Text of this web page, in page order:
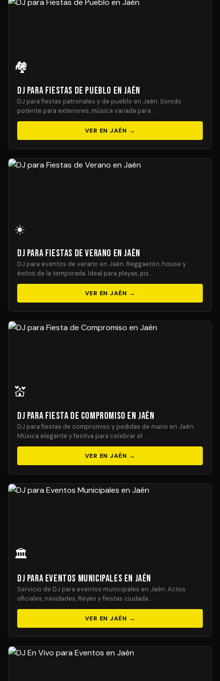
🏘️
DJ para Fiestas de Pueblo en Jaén
DJ para fiestas patronales y de pueblo en Jaén. Sonido
potente para exteriores, música variada para …
VER EN JAÉN →
☀️
DJ para Fiestas de Verano en Jaén
DJ para eventos de verano en Jaén. Reggaetón, house y
éxitos de la temporada. Ideal para playas, pis…
VER EN JAÉN →
💒
DJ para Fiesta de Compromiso en Jaén
DJ para fiestas de compromiso y pedidas de mano en Jaén.
Música elegante y festiva para celebrar el …
VER EN JAÉN →
🏛️
DJ para Eventos Municipales en Jaén
Servicio de DJ para eventos municipales en Jaén. Actos
oficiales, navidades, Reyes y fiestas ciudada…
VER EN JAÉN →